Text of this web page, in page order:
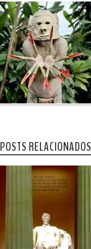
POSTS RELACIONADOS